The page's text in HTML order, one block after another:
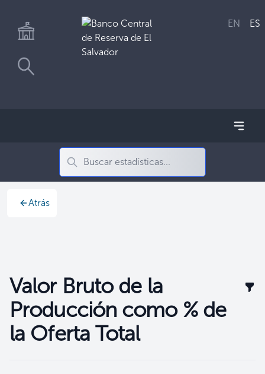
EN ES
Atrás
Valor Bruto de la
Producción como % de
la Oferta Total